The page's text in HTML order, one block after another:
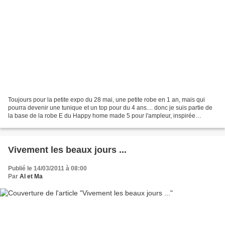
Toujours pour la petite expo du 28 mai, une petite robe en 1 an, mais qui
pourra devenir une tunique et un top pour du 4 ans.... donc je suis partie de
la base de la robe E du Happy home made 5 pour l'ampleur, inspirée
Vivement les beaux jours ...
Publié le 14/03/2011 à 08:00
Par Al et Ma